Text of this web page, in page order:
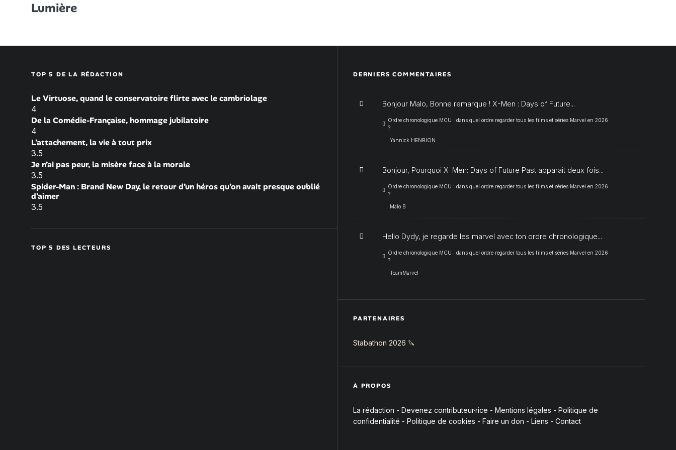
Lumière
TOP 5 DE LA RÉDACTION
Le Virtuose, quand le conservatoire flirte avec le cambriolage
4
De la Comédie-Française, hommage jubilatoire
4
L’attachement, la vie à tout prix
3.5
Je n’ai pas peur, la misère face à la morale
3.5
Spider-Man : Brand New Day, le retour d’un héros qu’on avait presque oublié
d’aimer
3.5
TOP 5 DES LECTEURS
DERNIERS COMMENTAIRES
Bonjour Malo, Bonne remarque ! X-Men : Days of Future...
Ordre chronologique MCU : dans quel ordre regarder tous les films et séries Marvel en 2026
?
Yannick HENRION
Bonjour, Pourquoi X-Men: Days of Future Past apparait deux fois...
Ordre chronologique MCU : dans quel ordre regarder tous les films et séries Marvel en 2026
?
Malo B
Hello Dydy, je regarde les marvel avec ton ordre chronologique...
Ordre chronologique MCU : dans quel ordre regarder tous les films et séries Marvel en 2026
?
TeamMarvel
PARTENAIRES
Stabathon 2026 🔪
À PROPOS
La rédaction - Devenez contributeur·rice - Mentions légales - Politique de
confidentialité - Politique de cookies - Faire un don - Liens - Contact